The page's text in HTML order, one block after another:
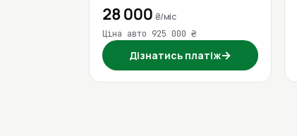
28 000 ₴/міс
Ціна авто 925 000 ₴
Дізнатись платіж→